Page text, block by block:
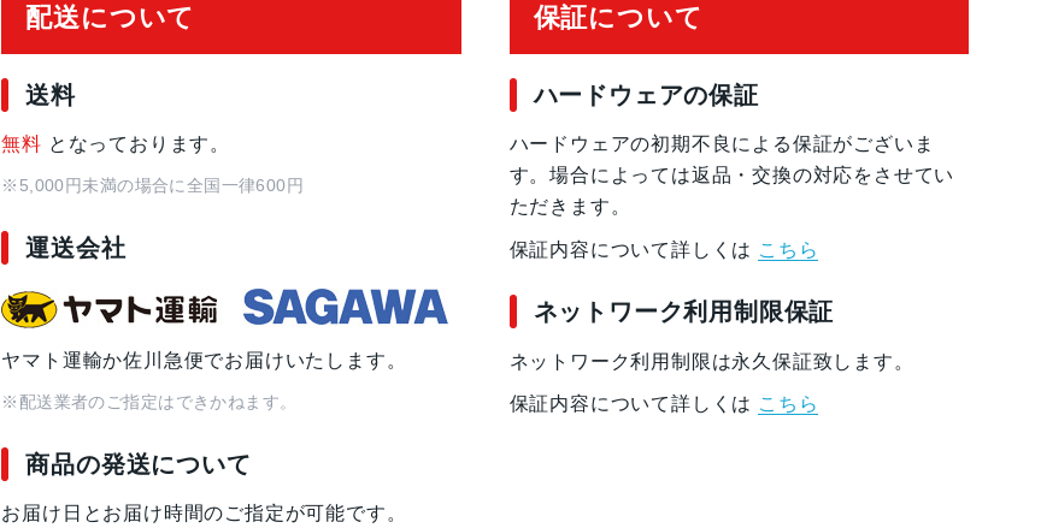
配送について
送料
無料 となっております。
※5,000円未満の場合に全国一律600円
運送会社
ヤマト運輸か佐川急便でお届けいたします。
※配送業者のご指定はできかねます。
商品の発送について
お届け日とお届け時間のご指定が可能です。
保証について
ハードウェアの保証
ハードウェアの初期不良による保証がございま
す。場合によっては返品・交換の対応をさせてい
ただきます。
保証内容について詳しくは こちら
ネットワーク利用制限保証
ネットワーク利用制限は永久保証致します。
保証内容について詳しくは こちら